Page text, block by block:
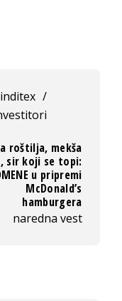
inditex /
roštilja, mekša
sir koji se topi:
u pripremi
McDonald’s
hamburgera
naredna vest